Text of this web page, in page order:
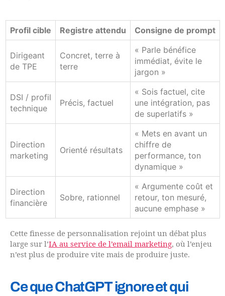
Profil cible Registre attendu Consigne de prompt
Dirigeant
de TPE
Concret, terre à
terre
« Parle bénéfice
immédiat, évite le
jargon »
DSI / profil
technique
Précis, factuel
« Sois factuel, cite
une intégration, pas
de superlatifs »
Direction
marketing
Orienté résultats
« Mets en avant un
chiffre de
performance, ton
dynamique »
Direction
financière
Sobre, rationnel
« Argumente coût et
retour, ton mesuré,
aucune emphase »
Cette finesse de personnalisation rejoint un débat plus
large sur l’IA au service de l’email marketing, où l’enjeu
n’est plus de produire vite mais de produire juste.
Ce que ChatGPT ignore et qui